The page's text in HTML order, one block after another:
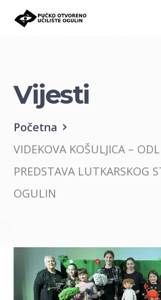
Vijesti
Početna
VIDEKOVA KOŠULJICA –
PREDSTAVA LUTKARSKOG
OGULIN